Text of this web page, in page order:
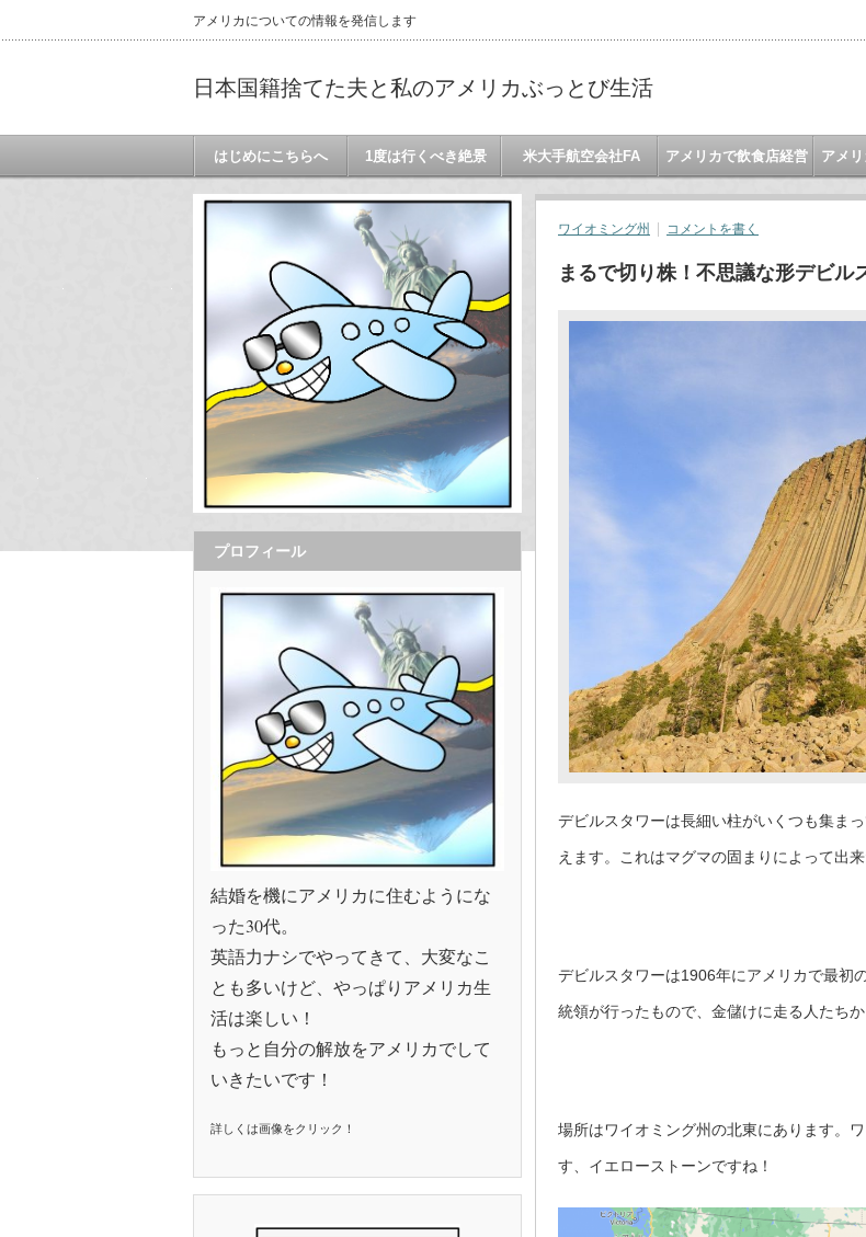
アメリカについての情報を発信します
日本国籍捨てた夫と私のアメリカぶっとび生活
はじめにこちらへ 1度は行くべき絶景 米大手航空会社FA アメリカで飲食店経営 アメ
ワイオミング州 コメントを書く
まるで切り株！不思議な形デビル
デビルスタワーは長細い柱がいくつも集ま
えます。これはマグマの固まりによって出来
デビルスタワーは1906年にアメリカで最初
統領が行ったもので、金儲けに走る人たち
場所はワイオミング州の北東にあります。
す、イエローストーンですね！
プロフィール
結婚を機にアメリカに住むようにな
った30代。
英語力ナシでやってきて、大変なこ
とも多いけど、やっぱりアメリカ生
活は楽しい！
もっと自分の解放をアメリカでして
いきたいです！
詳しくは画像をクリック！